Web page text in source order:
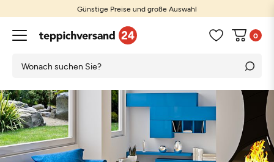
Günstige Preise und große Auswahl
0